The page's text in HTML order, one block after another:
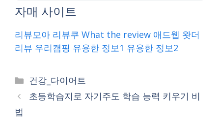
자매 사이트
리뷰모아 리뷰쿠 What the review 애드웹 왓더
리뷰 우리캠핑 유용한 정보1 유용한 정보2
Categories
건강_다이어트
초등학습지로 자기주도 학습 능력 키우기 비
법